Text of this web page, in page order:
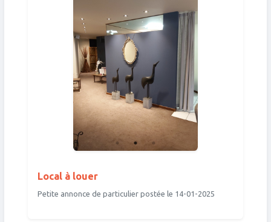
Local à louer
Petite annonce de particulier postée le 14-01-2025